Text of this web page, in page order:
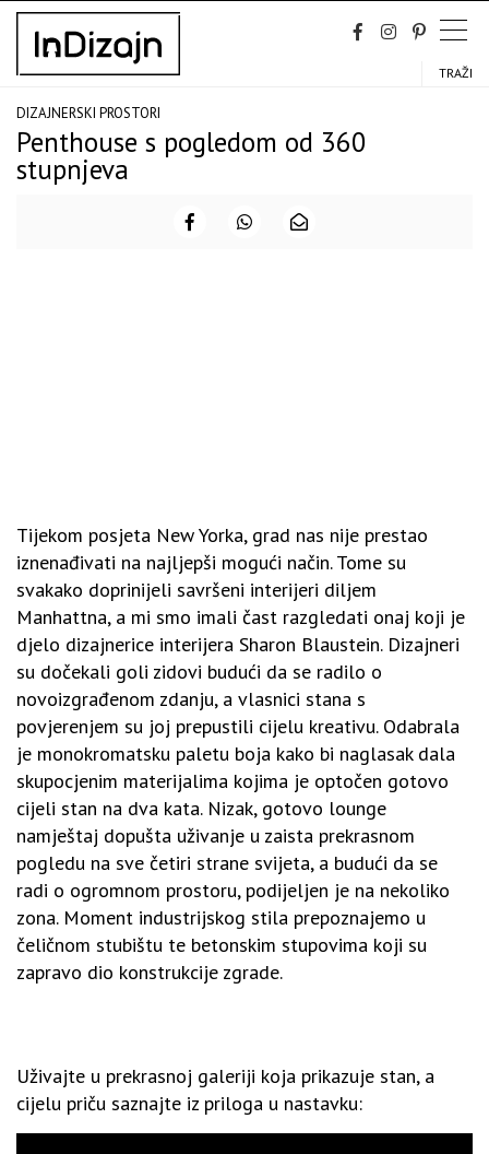
Skip
content
TRAŽI
DIZAJNERSKI PROSTORI
Penthouse s pogledom od 360
stupnjeva
Tijekom posjeta New Yorka, grad nas nije prestao
iznenađivati na najljepši mogući način. Tome su
svakako doprinijeli savršeni interijeri diljem
Manhattna, a mi smo imali čast razgledati onaj koji je
djelo dizajnerice interijera Sharon Blaustein. Dizajneri
su dočekali goli zidovi budući da se radilo o
novoizgrađenom zdanju, a vlasnici stana s
povjerenjem su joj prepustili cijelu kreativu. Odabrala
je monokromatsku paletu boja kako bi naglasak dala
skupocjenim materijalima kojima je optočen gotovo
cijeli stan na dva kata. Nizak, gotovo lounge
namještaj dopušta uživanje u zaista prekrasnom
pogledu na sve četiri strane svijeta, a budući da se
radi o ogromnom prostoru, podijeljen je na nekoliko
zona. Moment industrijskog stila prepoznajemo u
čeličnom stubištu te betonskim stupovima koji su
zapravo dio konstrukcije zgrade.
Uživajte u prekrasnoj galeriji koja prikazuje stan, a
cijelu priču saznajte iz priloga u nastavku: